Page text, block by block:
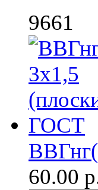
9661
60.00